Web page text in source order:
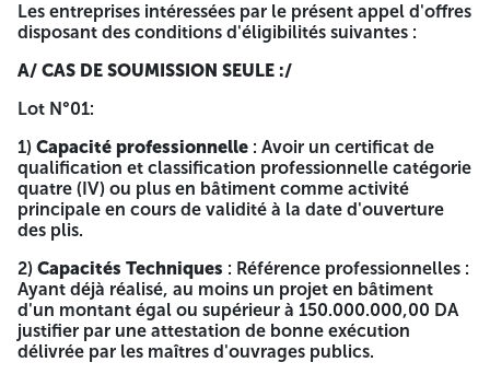
(03) enveloppes sont mises dans une autre enveloppe
cachetée et anonyme, comportant la mention suivante. A
N'OUVRIR QUE PAR LA COMMISSION D'OUVERTURE DES
PLIS ET D'ÉVALUATION DES OFFRES APPEL D'OFFRES
OUVERT AVEC EXIGENCES DE CAPACITES MINIMALES N° :
AÏN TURK CENTRE COMMUNE DE AÏN TURK, WILAYA
D'ORAN - EN LOTS SEPARES Lot N° : …………………….. Les
offres doivent être accompagnées des pièces suivantes : A-
DOSSIER DE CANDIDATURE DOIT COMPRENDRE : voir
cahier des charges B- OFFRE TECHNIQUE DOIT
COMPRENDRE : voir cahier des charges C- OFFRE
FINANCIERE DOIT COMPRENDRE : voir cahier des charges
La durée de préparation des offres est à quinze (15) jours
qui court à partir de la date de la première publication du
présent avis d'appel d'offres dans le BOMOP ou l'un des
quotidiens nationaux. La date de dépôt des offres est fixée
Les entreprises intéressées par le présent appel d'offres
disposant des conditions d'éligibilités suivantes :
A/ CAS DE SOUMISSION SEULE :/
Lot N°01:
1) Capacité professionnelle : Avoir un certificat de
qualification et classification professionnelle catégorie
quatre (IV) ou plus en bâtiment comme activité
principale en cours de validité à la date d'ouverture
des plis.
2) Capacités Techniques : Référence professionnelles :
Ayant déjà réalisé, au moins un projet en bâtiment
d'un montant égal ou supérieur à 150.000.000,00 DA
justifier par une attestation de bonne exécution
délivrée par les maîtres d'ouvrages publics.